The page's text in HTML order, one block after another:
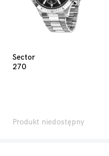
Sector
270
Produkt niedostępny